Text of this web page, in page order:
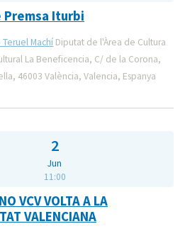
Premsa Iturbi
Teruel Machí Diputat de l'Àrea de Cultura
La Beneficencia, C/ de la Corona,
46003 València, Valencia, Espanya
2
Jun
11:00
VCV VOLTA A LA
VALENCIANA